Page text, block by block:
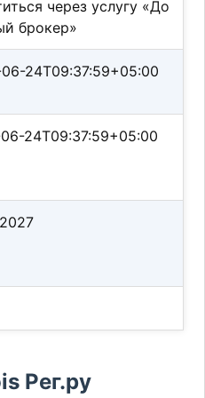
через услугу «До
брокер»
24T09:37:59+05:00
24T09:37:59+05:00
Рег.ру